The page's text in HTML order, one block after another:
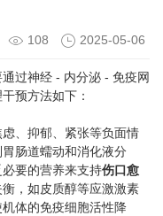
108 2025-05-06
过神经 - 内分泌 - 免疫网
预方法如下：
、抑郁、紧张等负面情
肠道蠕动和消化液分
要的营养来支持伤口愈
，如皮质醇等应激激素
体的免疫细胞活性降